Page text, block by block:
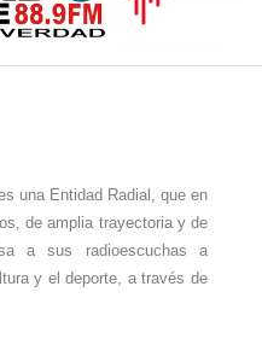
una Entidad Radial, que en
de amplia trayectoria y de
a sus radioescuchas a
y el deporte, a través de